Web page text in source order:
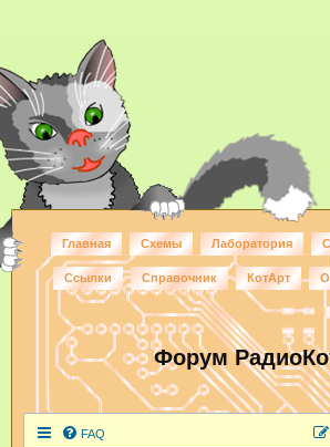
Главная Схемы Лаборатория
Ссылки Справочник КотАрт О
Форум
FAQ